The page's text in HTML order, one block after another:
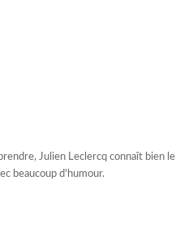
Julien Leclercq connaît bien le
beaucoup d'humour.